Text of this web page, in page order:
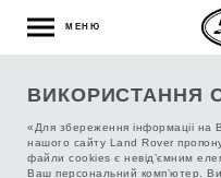
ВИКОРИСТАННЯ
«Для збереження інформаціі на
нашого сайту Land Rover
файли cookies є невід’ємним
Ваш персональний комп’ютер.
МЕНЮ
КОВРИК